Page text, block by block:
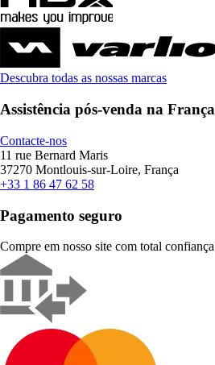
Descubra todas as nossas marcas
Assistência pós-venda na França
Contacte-nos
11 rue Bernard Maris
37270 Montlouis-sur-Loire, França
+33 1 86 47 62 58
Pagamento seguro
Compre em nosso site com total confiança